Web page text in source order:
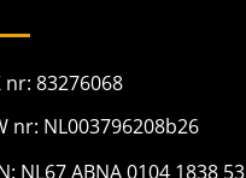
nr: 83276068
nr: NL003796208b26
NL67 ABNA 0104 1838 53